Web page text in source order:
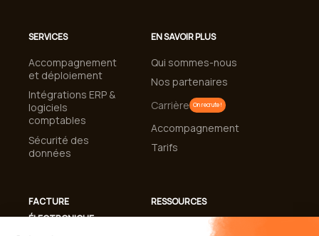
SERVICES
Accompagnement
et déploiement
Intégrations ERP &
logiciels
comptables
Sécurité des
données
FACTURE
ÉLECTRONIQUE
EN SAVOIR PLUS
Qui sommes-nous
Nos partenaires
Carrière On recrute !
Accompagnement
Tarifs
RESSOURCES